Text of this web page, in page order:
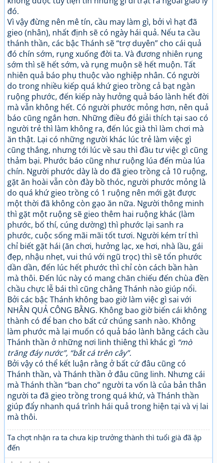
đó.
Vì vậy đừng nên mê tín, cầu may làm gì, bởi vì hạt đã
gieo (nhân), nhất định sẽ có ngày hái quả. Nếu ta cầu
thánh thần, các bậc Thánh sẽ “trợ duyên” cho cái quả
đó chín sớm, rụng xuống đời ta. Và đương nhiên rụng
sớm thì sẽ hết sớm, và rụng muộn sẽ hết muộn. Tất
nhiên quả báo phụ thuộc vào nghiệp nhân. Có người
do trong nhiều kiếp quá khứ gieo trồng cả bạt ngàn
ruộng phước, đến kiếp này hưởng quả báo lành hết đời
mà vẫn không hết. Có người phước mỏng hơn, nên quả
báo cũng ngắn hơn. Những điều đó giải thích tại sao có
người trẻ thì làm không ra, đến lúc già thì làm chơi mà
ăn thật. Lại có những người khác lúc trẻ làm việc gì
cũng thắng, nhưng tới lúc về sau thì đầu tư việc gì cũng
thảm bại. Phước báo cũng như ruộng lúa đến mùa lúa
chín. Người phước dày là do đã gieo trồng cả 10 ruộng,
gặt ăn hoài vẫn còn đày bồ thóc, người phước mỏng là
do quá khứ gieo trồng có 1 ruộng nên mới gặt được
một thời đã không còn gạo ăn nữa. Người thông minh
thì gặt một ruộng sẽ gieo thêm hai ruộng khác (làm
phước, bố thí, cúng dường) thì phước lại sanh ra
phước, cuộc sống mãi mãi tốt tươi. Người kém trí thì
chỉ biết gặt hái (ăn chơi, hưởng lạc, xe hơi, nhà lầu, gái
đẹp, nhậu nhẹt, vui thú với ngũ trọc) thì sẽ tổn phước
dần dần, đến lúc hết phước thì chỉ còn cách bần hàn
mà thôi. Đến lúc này có mang chăn chiếu đến chùa đền
chầu chực lễ bái thì cũng chẳng Thánh nào giúp nổi.
Bởi các bậc Thánh không bao giờ làm việc gì sai với
NHÂN QUẢ CÔNG BẰNG. Không bao giờ biến cái không
thành có để ban cho bất cứ chúng sanh nào. Không
làm phước mà lại muốn có quả báo lành bằng cách cầu
Thánh thần ở những nơi linh thiêng thì khác gì “mò
trăng đáy nước”, “bắt cá trên cây”.
Bởi vậy có thể kết luận rằng ở bất cứ đâu cũng có
Thánh thần, và Thánh thần ở đâu cũng linh. Nhưng cái
mà Thánh thần “ban cho” người ta vốn là của bản thân
người ta đã gieo trồng trong quá khứ, và Thánh thần
giúp đẩy nhanh quá trình hái quả trong hiện tại và vị lai
mà thôi.
Ta chợt nhận ra ta chưa kịp trưởng thành thì tuổi già đã ập
đến